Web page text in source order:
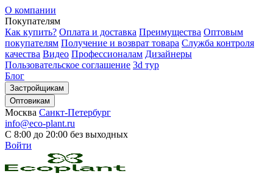
О компании
Покупателям
Как купить? Оплата и доставка Преимущества Оптовым
покупателям Получение и возврат товара Служба контроля
качества Видео Профессионалам Дизайнеры
Пользовательское соглашение 3d тур
Блог
Застройщикам
Оптовикам
Москва Санкт-Петербург
info@eco-plant.ru
С 8:00 до 20:00 без выходных
Войти